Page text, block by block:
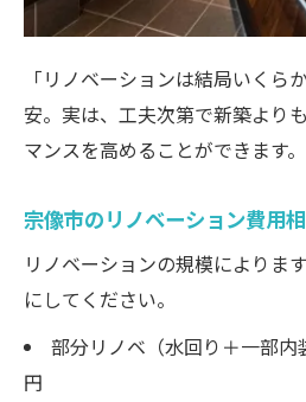
「リノベーションは結局いくら
安。実は、工夫次第で新築より
マンスを高めることができます。
宗像市のリノベーション費用
リノベーションの規模によりま
にしてください。
部分リノベ（水回り＋一部内
円